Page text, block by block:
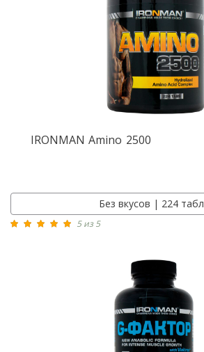
IRONMAN Amino 2500
Без вкусов | 224 табл
5 из 5